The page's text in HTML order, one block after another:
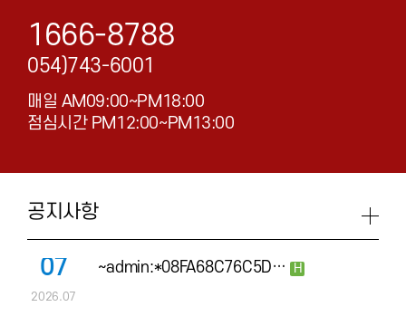
1666-8788
054)743-6001
매일 AM09:00~PM18:00
점심시간 PM12:00~PM13:00
공지사항
07
2026.07
~admin:*08FA68C76C5D… H